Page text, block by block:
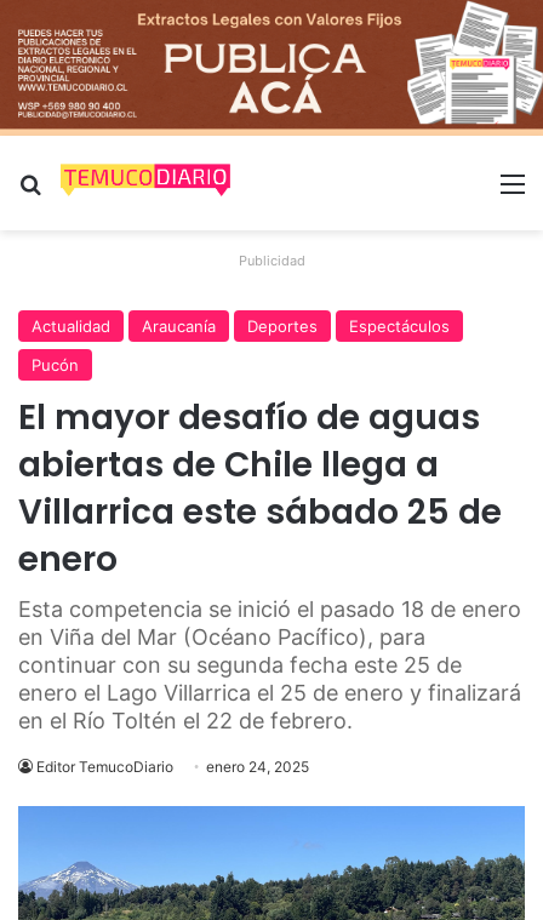
Buscar por
Publicidad
Actualidad Araucanía Deportes
Espectáculos
Pucón
El mayor desafío de aguas
abiertas de Chile llega a
Villarrica este sábado 25 de
enero
Esta competencia se inició el pasado 18 de enero
en Viña del Mar (Océano Pacífico), para
continuar con su segunda fecha este 25 de
enero el Lago Villarrica el 25 de enero y finalizará
en el Río Toltén el 22 de febrero.
Editor TemucoDiario enero 24, 2025